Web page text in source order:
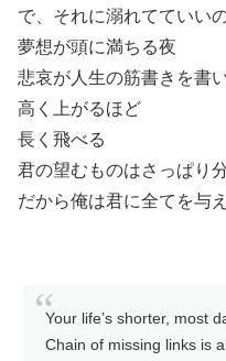
で、それに溺れてていい
夢想が頭に満ちる夜
悲哀が人生の筋書きを書
高く上がるほど
長く飛べる
君の望むものはさっぱり
だから俺は君に全てを与
Your life’s shorter, most
Chain of missing links is